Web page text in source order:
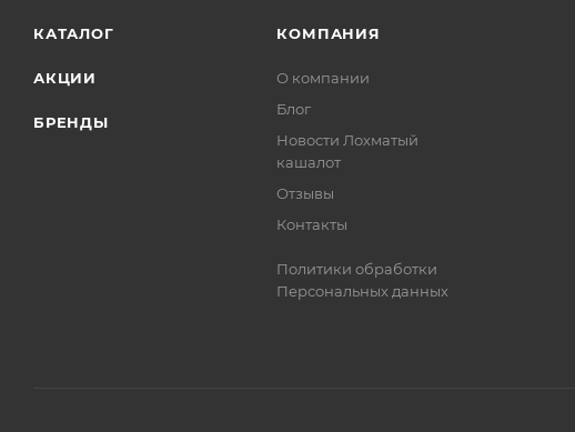
КАТАЛОГ
АКЦИИ
БРЕНДЫ
КОМПАНИЯ
О компании
Блог
Новости Лохматый
кашалот
Отзывы
Контакты
Политики обработки
Персональных данных